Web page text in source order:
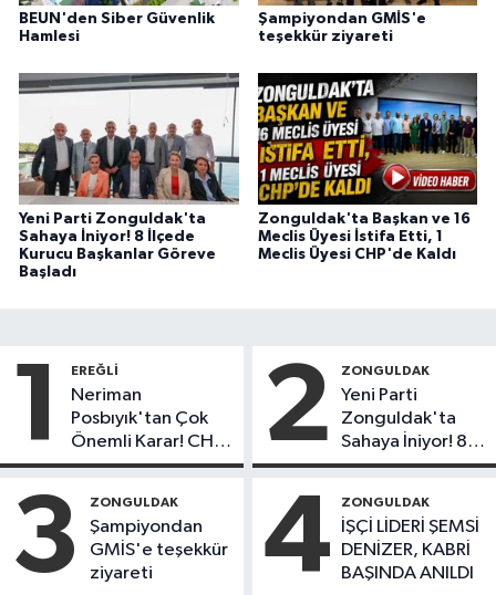
BEUN'den Siber Güvenlik
Hamlesi
Şampiyondan GMİS'e
teşekkür ziyareti
Yeni Parti Zonguldak'ta
Sahaya İniyor! 8 İlçede
Kurucu Başkanlar Göreve
Başladı
Zonguldak'ta Başkan ve 16
Meclis Üyesi İstifa Etti, 1
Meclis Üyesi CHP'de Kaldı
1 EREĞLI
Neriman
Posbıyık'tan Çok
Önemli Karar! CHP
mi Yeni Parti mi?
2 ZONGULDAK
Yeni Parti
Zonguldak'ta
Sahaya İniyor! 8
İlçede Kurucu
Başladı
3 ZONGULDAK
Şampiyondan
GMİS'e teşekkür
ziyareti
4 ZONGULDAK
İŞÇİ LİDERİ ŞEMSİ
DENİZER, KABRİ
BAŞINDA ANILDI